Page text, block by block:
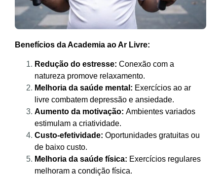
Benefícios da Academia ao Ar Livre:
Redução do estresse: Conexão com a
natureza promove relaxamento.
Melhoria da saúde mental: Exercícios ao ar
livre combatem depressão e ansiedade.
Aumento da motivação: Ambientes variados
estimulam a criatividade.
Custo-efetividade: Oportunidades gratuitas ou
de baixo custo.
Melhoria da saúde física: Exercícios regulares
melhoram a condição física.